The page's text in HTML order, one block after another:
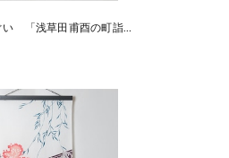
注染手ぬぐい 「浅草田甫酉の町詣」 [D69]